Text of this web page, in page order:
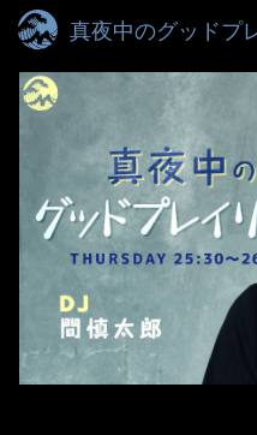
真夜中のグッドプ
yokohama 84.7